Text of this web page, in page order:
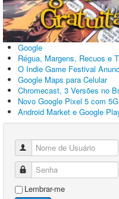
Google
Régua, Margens, Recuos e
O Indie Game Festival
Google Maps para Celular
Chromecast, 3 Versões no
Novo Google Pixel 5 com 5G
Android Market e Google
Nome de Usuário
Senha
Lembrar-me